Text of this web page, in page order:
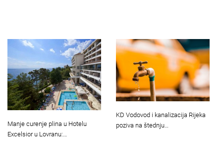
Manje curenje plina u Hotelu
Excelsior u Lovranu:…
KD Vodovod i kanalizacija Rijeka
poziva na štednju…